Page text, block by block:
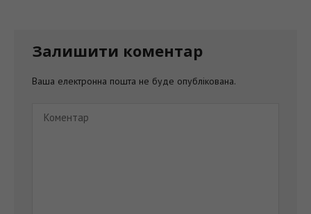
Залишити коментар
Ваша електронна пошта не буде опублікована.